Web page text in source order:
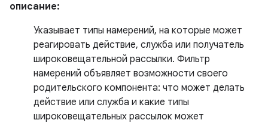
описание:
Указывает типы намерений, на которые может
реагировать действие, служба или получатель
широковещательной рассылки. Фильтр
намерений объявляет возможности своего
родительского компонента: что может делать
действие или служба и какие типы
широковещательных рассылок может